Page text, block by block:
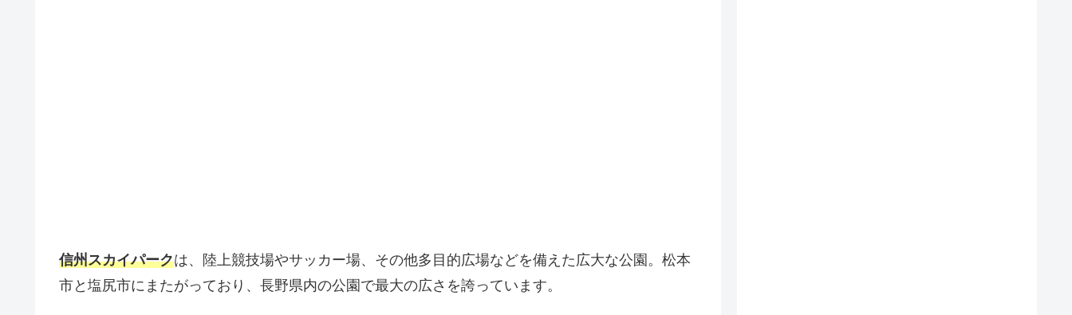
信州スカイパークは、陸上競技場やサッカー場、その他多目的広場などを備えた広大な公園。松本
市と塩尻市にまたがっており、長野県内の公園で最大の広さを誇っています。